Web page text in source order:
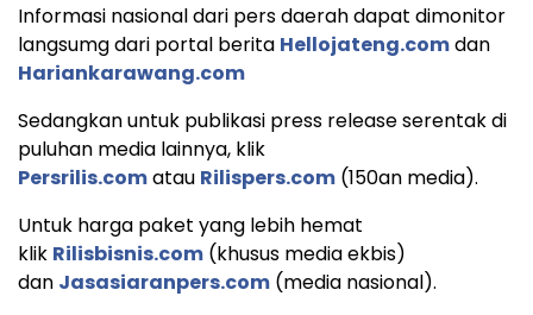
Informasi nasional dari pers daerah dapat dimonitor
langsumg dari portal berita Hellojateng.comdan
Hariankarawang.com
Sedangkan untuk publikasi press release serentak di
puluhan media lainnya, klik
Persrilis.comatau Rilispers.com (150an media).
Untuk harga paket yang lebih hemat
klik Rilisbisnis.com (khusus media ekbis)
dan Jasasiaranpers.com (media nasional).